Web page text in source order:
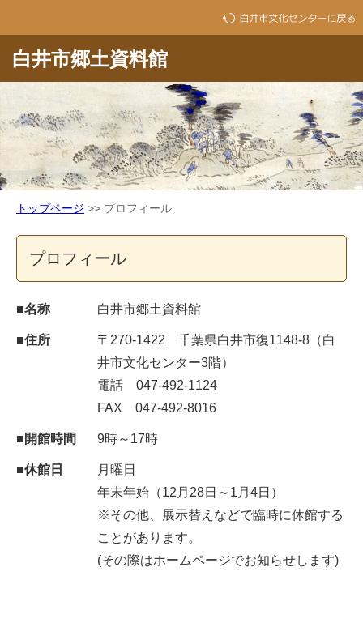
白井市郷土資料館
トップページ >> プロフィール
プロフィール
■名称 白井市郷土資料館
■住所
〒270-1422 千葉県白井市復1148-8（白
井市文化センター3階）
電話 047-492-1124
FAX 047-492-8016
■開館時間 9時～17時
■休館日
月曜日
年末年始（12月28日～1月4日）
※その他、展示替えなどで臨時に休館する
ことがあります。
(その際はホームページでお知らせします)